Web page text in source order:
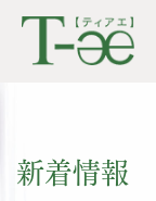
新着情報